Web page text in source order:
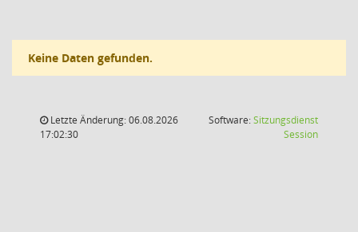
Keine Daten gefunden.
Letzte Änderung: 06.08.2026
17:02:30
Software:Sitzungsdienst
Session(Wird in